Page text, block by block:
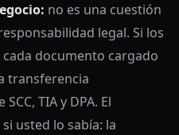
no es una cuestión
legal. Si los
cada documento cargado
transferencia
TIA y DPA. El
usted lo sabía: la